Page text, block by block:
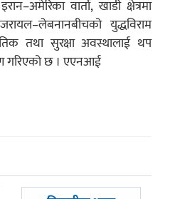
वार्ता, खाडी क्षेत्रमा
युद्धविराम
तथा सुरक्षा अवस्थालाई थप
गरिएको छ । एएनआई